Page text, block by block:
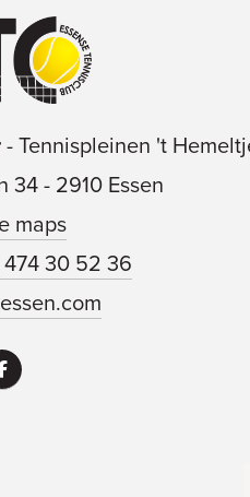
-Tennispleinen 't
34- 2910 Essen
maps
30 52 36